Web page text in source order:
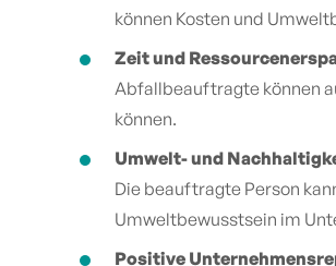
können Kosten und
Zeit und
Abfallbeauftragte können
können.
Umwelt- und
Die beauftragte Person
Umweltbewusstsein im
Positive